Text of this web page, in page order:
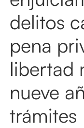
delitos
pena
libertad
nueve
trámites